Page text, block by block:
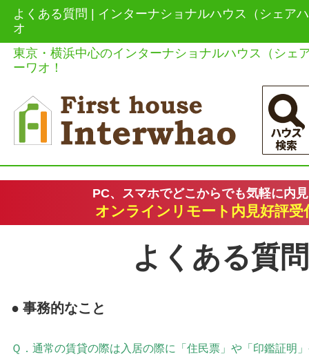
よくある質問 | インターナショナルハウス（シェア
オ
東京・横浜中心のインターナショナルハウス（シェ
ーワオ！
PC、スマホでどこからでも気軽に内
オンラインリモート内見好評受
よくある質問
事務的なこと
Ｑ．通常の賃貸の際は入居の際に「住民票」や「印鑑証明